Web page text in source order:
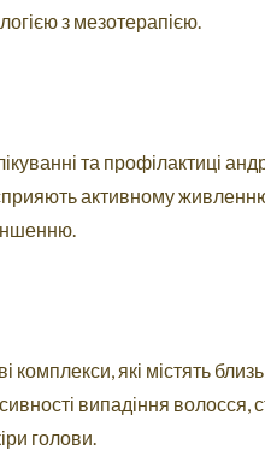
з мезотерапією.
та профілактиці
активному
комплекси, які містять
випадіння волосся,
голови.